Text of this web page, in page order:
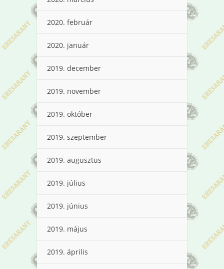
2020. február
2020. január
2019. december
2019. november
2019. október
2019. szeptember
2019. augusztus
2019. július
2019. június
2019. május
2019. április